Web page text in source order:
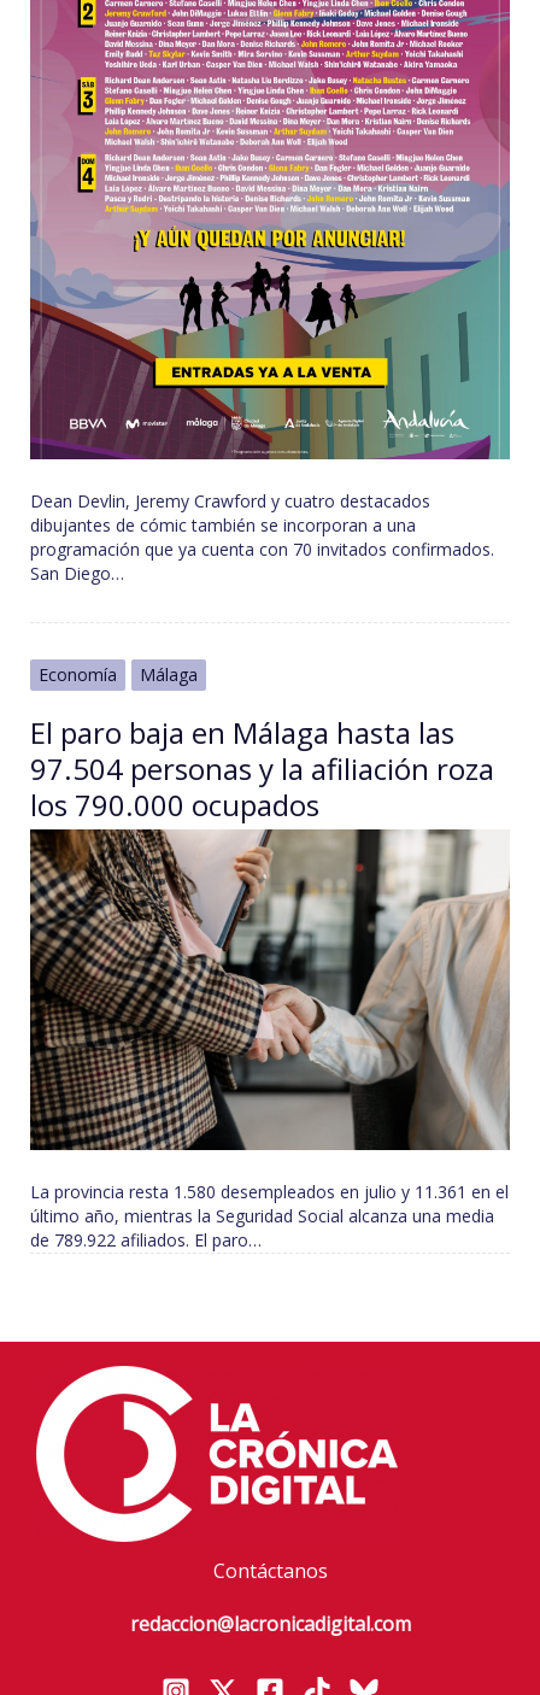
Dean Devlin, Jeremy Crawford y cuatro destacados
dibujantes de cómic también se incorporan a una
programación que ya cuenta con 70 invitados confirmados.
San Diego…
Economía Málaga
El paro baja en Málaga hasta las
97.504 personas y la afiliación roza
los 790.000 ocupados
La provincia resta 1.580 desempleados en julio y 11.361 en el
último año, mientras la Seguridad Social alcanza una media
de 789.922 afiliados. El paro…
Contáctanos
redaccion@lacronicadigital.com